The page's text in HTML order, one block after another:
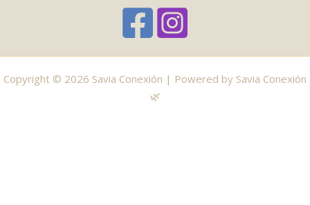
Copyright © 2026 Savia Conexión | Powered by Savia Conexión
🌿